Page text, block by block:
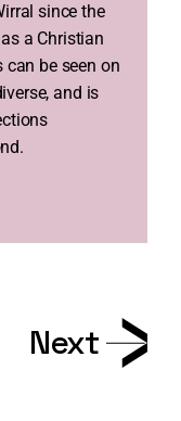
since the
a Christian
can be seen on
and is
Next